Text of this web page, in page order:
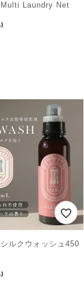
Multi Laundry Net
ルクウォッシュ450